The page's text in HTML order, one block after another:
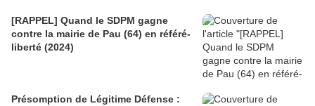
[RAPPEL] Quand le SDPM gagne
contre la mairie de Pau (64) en référé-
liberté (2024)
Présomption de Légitime Défense :